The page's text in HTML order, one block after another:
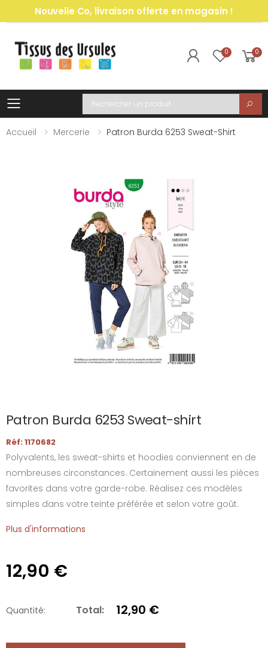
Nouvelle Co, livraison offerte en magasin !
0 0
Toggle mobile menu
Recherche
Accueil
Mercerie Patron Burda 6253 Sweat-Shirt
Patron Burda 6253 Sweat-shirt
Réf: 1170682
Polyvalents, les sweat-shirts et hoodies conviennent en de
nombreuses circonstances. Certainement aussi les pièces
favorites dans votre garde-robe. Réalisez ces modèles
simples dans votre teinte préférée et selon votre goût.
Plus d'informations
12,90 €
Quantité: Total: 12,90 €